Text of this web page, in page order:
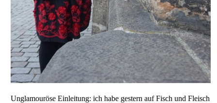
Unglamouröse Einleitung: ich habe gestern auf Fisch und Fleisch